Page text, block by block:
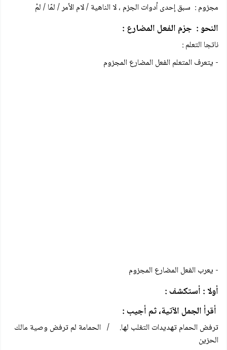
مجزوم : سبق إحدى أدوات الجزم ، لا الناهية / لام الأمر / لمّا / لمْ
النحو : جزم الفعل المضارع :
ناتجا التعلم :
- يتعرف المتعلم الفعل المضارع المجزوم
- يعرب الفعل المضارع المجزوم
أولا : أستكشف :
أقرأ الجمل الآتية، ثم أجيب :
ترفض الحمام تهديدات التغلب لها. / الحمامة لم ترفض وصية مالك
الحزين